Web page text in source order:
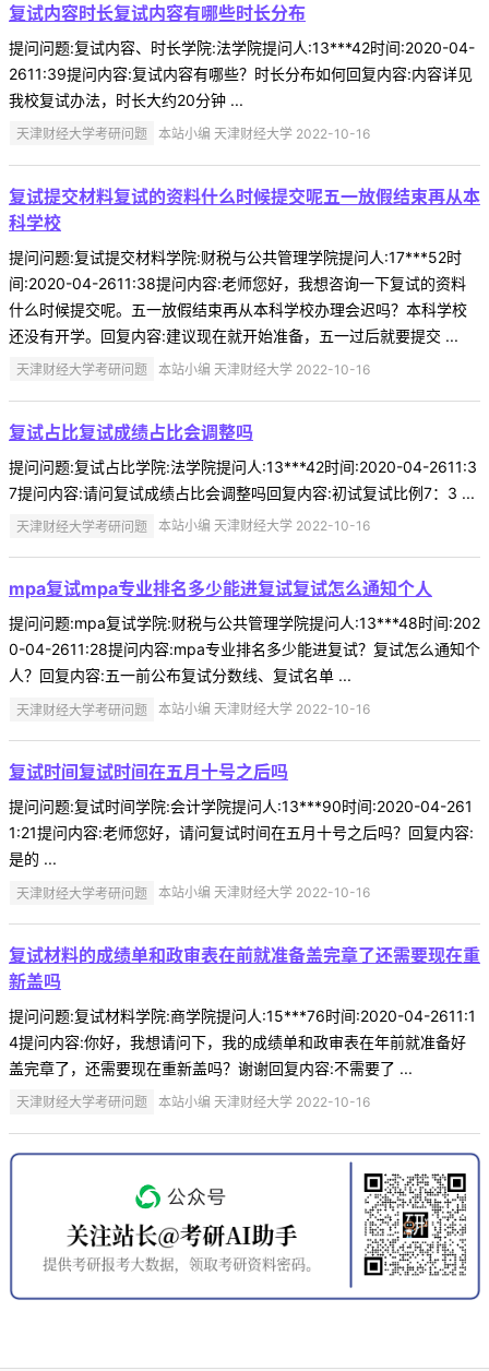
复试内容时长复试内容有哪些时长分布
提问问题:复试内容、时长学院:法学院提问人:13***42时间:2020-04-
2611:39提问内容:复试内容有哪些？时长分布如何回复内容:内容详见
我校复试办法，时长大约20分钟 ...
天津财经大学考研问题 本站小编 天津财经大学 2022-10-16
复试提交材料复试的资料什么时候提交呢五一放假结束再从本
科学校
提问问题:复试提交材料学院:财税与公共管理学院提问人:17***52时
间:2020-04-2611:38提问内容:老师您好，我想咨询一下复试的资料
什么时候提交呢。五一放假结束再从本科学校办理会迟吗？本科学校
还没有开学。回复内容:建议现在就开始准备，五一过后就要提交 ...
天津财经大学考研问题 本站小编 天津财经大学 2022-10-16
复试占比复试成绩占比会调整吗
提问问题:复试占比学院:法学院提问人:13***42时间:2020-04-2611:3
7提问内容:请问复试成绩占比会调整吗回复内容:初试复试比例7：3 ...
天津财经大学考研问题 本站小编 天津财经大学 2022-10-16
mpa复试mpa专业排名多少能进复试复试怎么通知个人
提问问题:mpa复试学院:财税与公共管理学院提问人:13***48时间:202
0-04-2611:28提问内容:mpa专业排名多少能进复试？复试怎么通知个
人？回复内容:五一前公布复试分数线、复试名单 ...
天津财经大学考研问题 本站小编 天津财经大学 2022-10-16
复试时间复试时间在五月十号之后吗
提问问题:复试时间学院:会计学院提问人:13***90时间:2020-04-261
1:21提问内容:老师您好，请问复试时间在五月十号之后吗？回复内容:
是的 ...
天津财经大学考研问题 本站小编 天津财经大学 2022-10-16
复试材料的成绩单和政审表在前就准备盖完章了还需要现在重
新盖吗
提问问题:复试材料学院:商学院提问人:15***76时间:2020-04-2611:1
4提问内容:你好，我想请问下，我的成绩单和政审表在年前就准备好
盖完章了，还需要现在重新盖吗？谢谢回复内容:不需要了 ...
天津财经大学考研问题 本站小编 天津财经大学 2022-10-16